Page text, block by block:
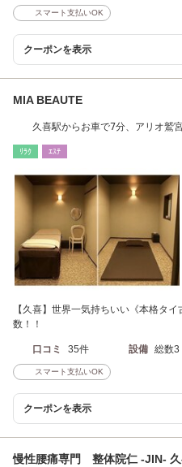
スマート支払いOK
クーポンを表示
MIA BEAUTE
久喜駅からお車で7分、アリオ鷲
ﾘﾗｸ ｴｽﾃ
【久喜】世界一気持ちいい《本格タ
数！！
口コミ 35件 設備 総数3
スマート支払いOK
クーポンを表示
慢性腰痛専門 整体院仁 -JIN-